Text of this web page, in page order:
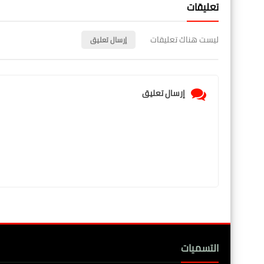
تعليقات
ليست هناك تعليقات إرسال تعليق
إرسال تعليق
التسميات